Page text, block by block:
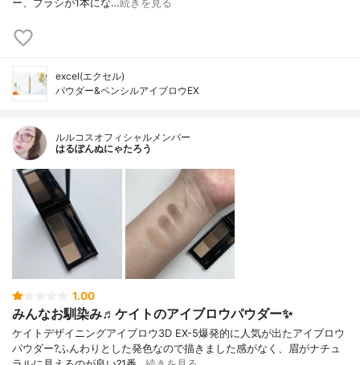
ー、ブラシが1本にな…続きを見る
excel(エクセル)
パウダー&ペンシルアイブロウEX
ルルコスオフィシャルメンバー
はるぽんぬにゃたろう
1.00
みんなお馴染み♬ケイトのアイブロウパウダー✨
ケイトデザイニングアイブロウ3D EX-5爆発的に人気が出たアイブロウ
パウダー?ふんわりとした発色なので描きました感がなく、眉がナチュ